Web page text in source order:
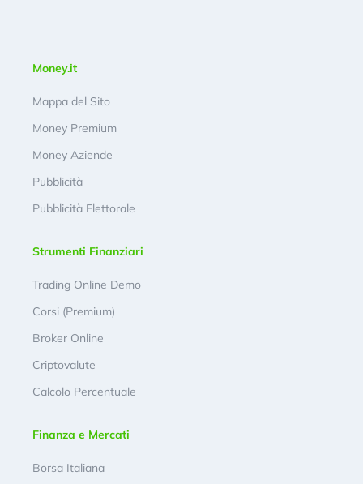
Money.it
Mappa del Sito
Money Premium
Money Aziende
Pubblicità
Pubblicità Elettorale
Strumenti Finanziari
Trading Online Demo
Corsi (Premium)
Broker Online
Criptovalute
Calcolo Percentuale
Finanza e Mercati
Borsa Italiana